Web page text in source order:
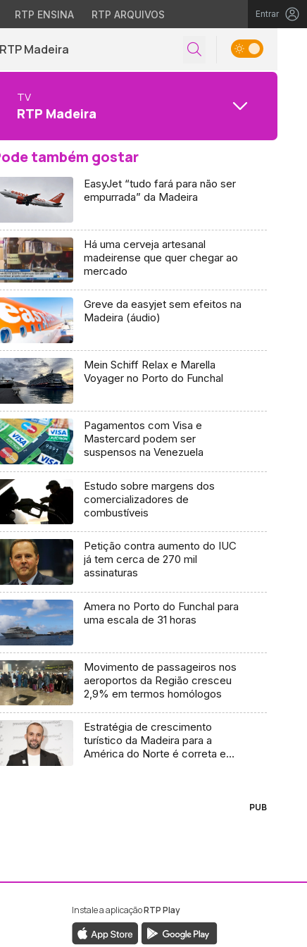
RTP ENSINA RTP ARQUIVOS Entrar
Madeira
TV
RTP Madeira
também gostar
EasyJet “tudo fará para não ser
empurrada” da Madeira
Há uma cerveja artesanal
madeirense que quer chegar ao
mercado
Greve da easyjet sem efeitos na
Madeira (áudio)
Mein Schiff Relax e Marella
Voyager no Porto do Funchal
Pagamentos com Visa e
Mastercard podem ser
suspensos na Venezuela
Estudo sobre margens dos
comercializadores de
combustíveis
Petição contra aumento do IUC
já tem cerca de 270 mil
assinaturas
Amera no Porto do Funchal para
uma escala de 31 horas
Movimento de passageiros nos
aeroportos da Região cresceu
2,9% em termos homólogos
Estratégia de crescimento
turístico da Madeira para a
América do Norte é correta e
PUB
da RTP Madeira
da RTP Madeira
Instale a aplicaçãoRTP Play